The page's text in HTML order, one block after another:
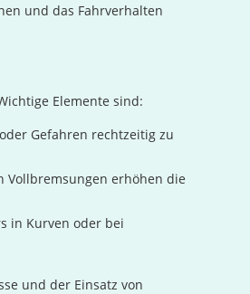
und das Fahrverhalten
Elemente sind:
Gefahren rechtzeitig zu
Vollbremsungen erhöhen die
in Kurven oder bei
und der Einsatz von